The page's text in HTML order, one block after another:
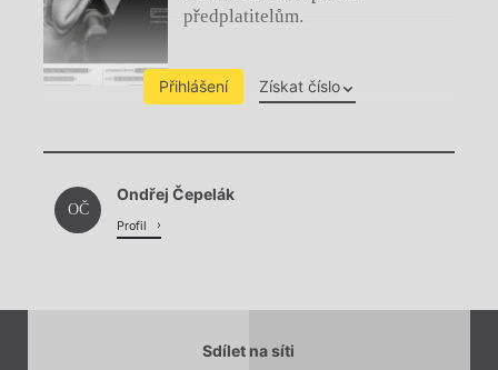
předplatitelům.
Přihlášení Získat číslo
Chviličku.
Načítá se.
OČ
Ondřej Čepelák
Profil
Sdílet na síti